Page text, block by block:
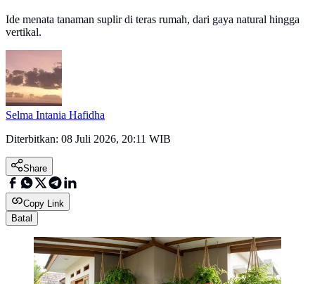
Ide menata tanaman suplir di teras rumah, dari gaya natural hingga
vertikal.
Selma Intania Hafidha
Diterbitkan: 08 Juli 2026, 20:11 WIB
Share
Copy Link
Batal